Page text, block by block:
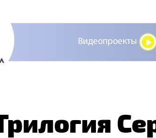
Видеопроекты